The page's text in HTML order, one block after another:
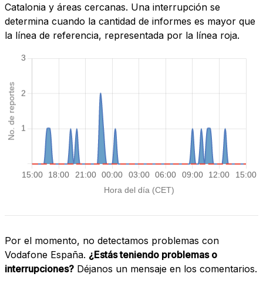
Catalonia y áreas cercanas. Una interrupción se
determina cuando la cantidad de informes es mayor que
la línea de referencia, representada por la línea roja.
Por el momento, no detectamos problemas con
Vodafone España. ¿Estás teniendo problemas o
interrupciones? Déjanos un mensaje en los comentarios.